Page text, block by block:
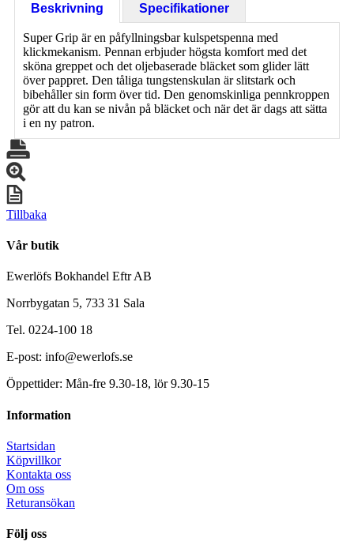
Beskrivning
Specifikationer
Super Grip är en påfyllningsbar kulspetspenna med
klickmekanism. Pennan erbjuder högsta komfort med det
sköna greppet och det oljebaserade bläcket som glider lätt
över pappret. Den tåliga tungstenskulan är slitstark och
bibehåller sin form över tid. Den genomskinliga pennkroppen
gör att du kan se nivån på bläcket och när det är dags att sätta
i en ny patron.
Tillbaka
Vår butik
Ewerlöfs Bokhandel Eftr AB
Norrbygatan 5, 733 31 Sala
Tel. 0224-100 18
E-post: info@ewerlofs.se
Öppettider: Mån-fre 9.30-18, lör 9.30-15
Information
Startsidan
Köpvillkor
Kontakta oss
Om oss
Returansökan
Följ oss